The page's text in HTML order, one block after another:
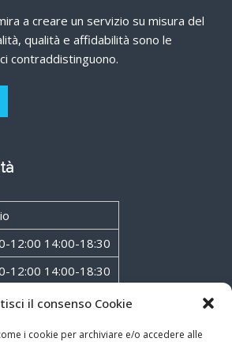
il consenso Cookie
i cookie per archiviare e/o accedere alle
a creare un servizio su misura del
qualità e affidabilità sono le
contraddistinguono.
12:00 14:00-18:30
12:00 14:00-18:30
12:00 14:00-18:30
12:00 14:00-18:30